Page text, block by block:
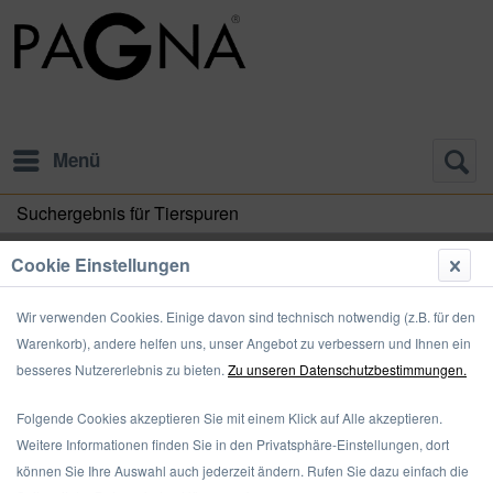
Menü
Suchergebnis für Tierspuren
Zu "Tierspuren" wurden16Artikel
gefunden!
Cookie Einstellungen
Wir verwenden Cookies. Einige davon sind technisch notwendig (z.B. für den
Warenkorb), andere helfen uns, unser Angebot zu verbessern und Ihnen ein
besseres Nutzererlebnis zu bieten. Zu unseren Datenschutzbestimmungen.
Folgende Cookies akzeptieren Sie mit einem Klick auf Alle akzeptieren.
Weitere Informationen finden Sie in den Privatsphäre-Einstellungen, dort
können Sie Ihre Auswahl auch jederzeit ändern. Rufen Sie dazu einfach die